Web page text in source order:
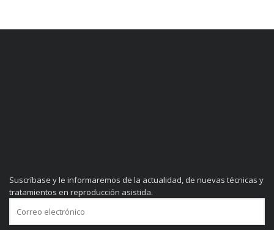
Suscríbase y le informaremos de la actualidad, de nuevas técnicas y
tratamientos en reproducción asistida.